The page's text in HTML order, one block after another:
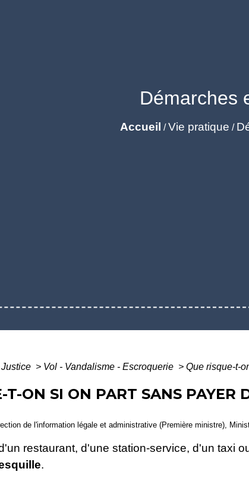
Démarches
Accueil /Vie pratique /
Justice > Vol - Vandalisme - Escroquerie > Que risque-t-
T-ON SI ON PART SANS
de l'information légale et administrative (Première ministre),
restaurant, d'une station-service, d'un taxi
.